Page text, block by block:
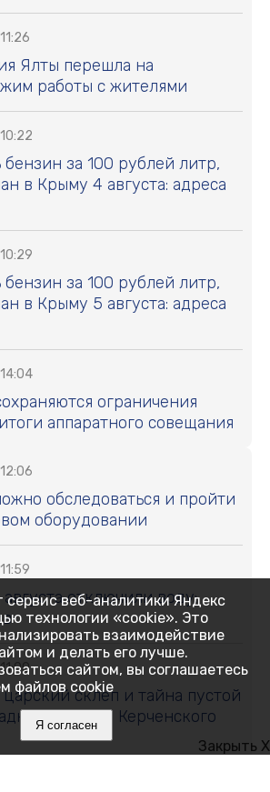
Ялты перешла на
работы с жителями
бензин за 100 рублей литр,
в Крыму 4 августа: адреса
бензин за 100 рублей литр,
в Крыму 5 августа: адреса
ограничения
аппаратного совещания
обследоваться и пройти
оборудовании
отключили воду:
склеп и тайна пустой
древнего Керченского
Закрыть X
сервис веб-аналитики Яндекс
технологии «cookie». Это
взаимодействие
и делать его лучше.
сайтом, вы соглашаетесь
файлов cookie
Я согласен